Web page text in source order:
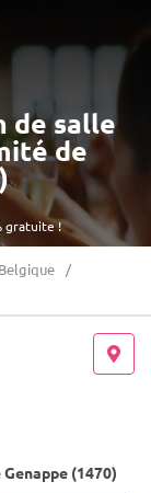
gratuite !
de salle
de
Belgique
(1470)